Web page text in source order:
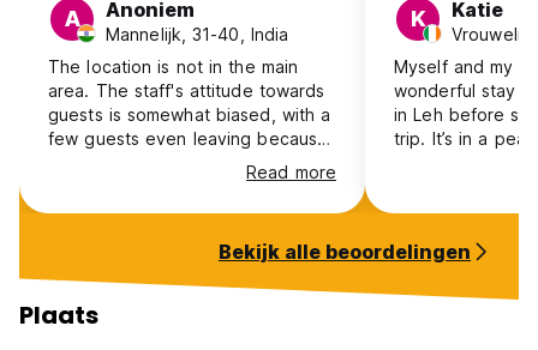
A Anoniem
Mannelijk, 31-40, India
The location is not in the main
area. The staff's attitude towards
guests is somewhat biased, with a
few guests even leaving because
Read more
K Katie
Myself and my
wonderful stay
in Leh before
trip. It’s in a
easily get in. The staff are
we got so many
invaluable for
Bekijk alle beoordelingen
Plaats